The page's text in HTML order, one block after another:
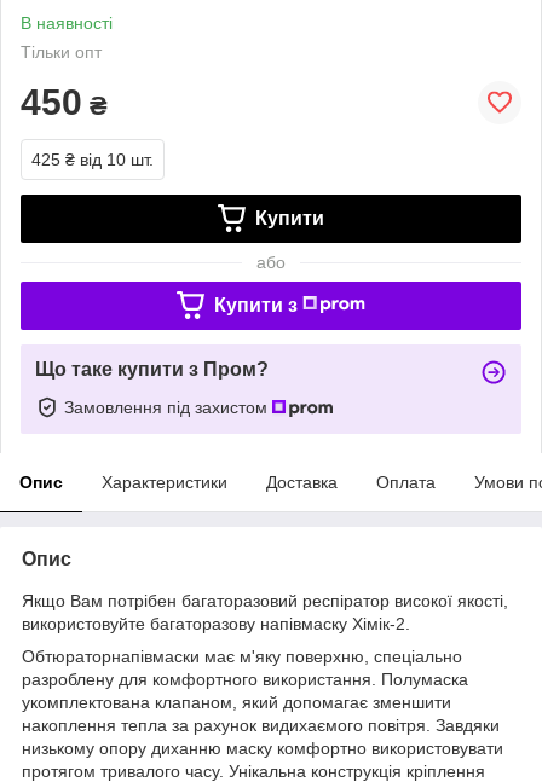
В наявності
Тільки опт
450 ₴
425 ₴ від 10 шт.
Купити
або
Купити з
Що таке купити з Пром?
Замовлення під захистом
Опис Характеристики Доставка Оплата Умови
Опис
Якщо Вам потрібен багаторазовий респіратор високої якості,
використовуйте багаторазову напівмаску Хімік-2.
Обтюраторнапівмаски має м'яку поверхню, спеціально
разроблену для комфортного використання. Полумаска
укомплектована клапаном, який допомагає зменшити
накоплення тепла за рахунок видихаємого повітря. Завдяки
низькому опору диханню маску комфортно використовувати
протягом тривалого часу. Унікальна конструкція кріплення